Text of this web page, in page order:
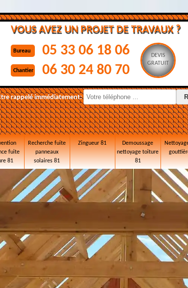
VOUS AVEZ UN PROJET DE TRAVAUX ?
Bureau 05 33 06 18 06
Chantier 06 30 24 80 70
DEVIS
GRATUIT
rappelé immédiatement:
fuite
81
Recherche fuite
panneaux
solaires 81
Zingueur 81
Demoussage
nettoyage toiture
81